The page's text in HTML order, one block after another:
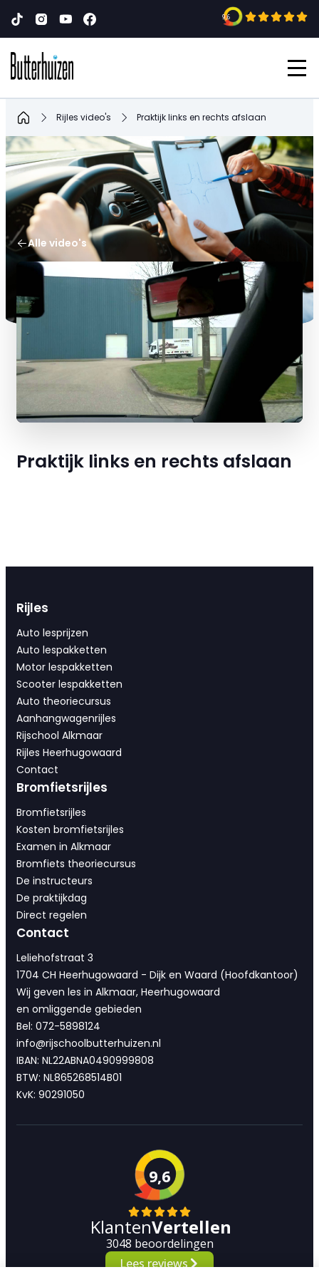
9,6
Home Rijles video's Praktijk links en rechts afslaan
Alle video's
Praktijk links en rechts afslaan
Rijles
Auto lesprijzen
Auto lespakketten
Motor lespakketten
Scooter lespakketten
Auto theoriecursus
Aanhangwagenrijles
Rijschool Alkmaar
Rijles Heerhugowaard
Contact
Bromfietsrijles
Bromfietsrijles
Kosten bromfietsrijles
Examen in Alkmaar
Bromfiets theoriecursus
De instructeurs
De praktijkdag
Direct regelen
Contact
Leliehofstraat 3
1704 CH Heerhugowaard - Dijk en Waard (Hoofdkantoor)
Wij geven les in Alkmaar, Heerhugowaard
en omliggende gebieden
Bel: 072-5898124
info@rijschoolbutterhuizen.nl
IBAN: NL22ABNA0490999808
BTW: NL865268514B01
KvK: 90291050
9,6
KlantenVertellen
3048 beoordelingen
Lees reviews